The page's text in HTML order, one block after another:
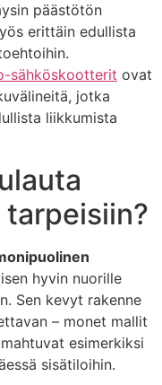
päästötön
erittäin edullista
sähköskootterit ovat
jotka
liikkumista
hyvin nuorille
Sen kevyt rakenne
– monet mallit
esimerkiksi
sisätiloihin.